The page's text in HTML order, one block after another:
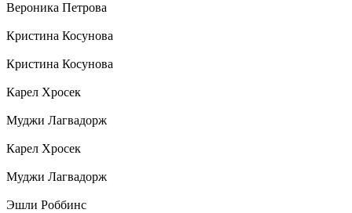
Вероника Петрова
Кристина Косунова
Кристина Косунова
Карел Хросек
Муджи Лагвадорж
Карел Хросек
Муджи Лагвадорж
Эшли Роббинс